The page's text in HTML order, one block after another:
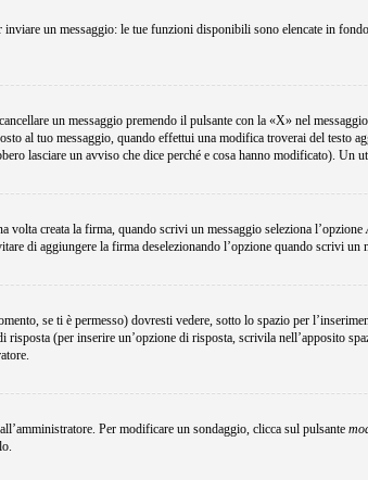
un messaggio: le tue funzioni disponibili sono elencate in
un messaggio premendo il pulsante con la «X» nel
al tuo messaggio, quando effettui una modifica troverai del testo
lasciare un avviso che dice perché e cosa hanno modificato). Un
volta creata la firma, quando scrivi un messaggio seleziona l’opzione
di aggiungere la firma deselezionando l’opzione quando scrivi un
se ti è permesso) dovresti vedere, sotto lo spazio per
(per inserire un’opzione di risposta, scrivila nell’apposito
Per modificare un sondaggio, clicca sul pulsante